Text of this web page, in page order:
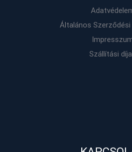
Általános
Szállítási